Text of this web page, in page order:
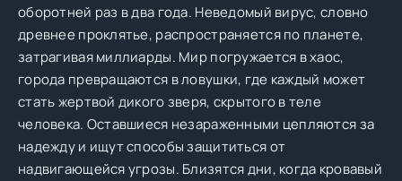
оборотней раз в два года. Неведомый вирус, словно
древнее проклятье, распространяется по планете,
затрагивая миллиарды. Мир погружается в хаос,
города превращаются в ловушки, где каждый может
стать жертвой дикого зверя, скрытого в теле
человека. Оставшиеся незараженными цепляются за
надежду и ищут способы защититься от
надвигающейся угрозы. Близятся дни, когда кровавый